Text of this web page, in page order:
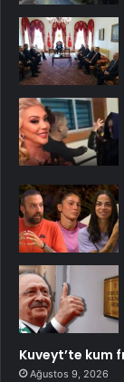
Kuveyt’te kum
Ağustos 9, 2026